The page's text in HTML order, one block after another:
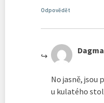
Odpovědět
No jasně, jsou
u kulatého